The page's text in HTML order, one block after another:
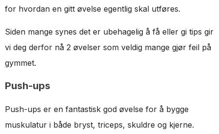
for hvordan en gitt øvelse egentlig skal utføres.
Siden mange synes det er ubehagelig å få eller gi tips gir
vi deg derfor nå 2 øvelser som veldig mange gjør feil på
gymmet.
Push-ups
Push-ups er en fantastisk god øvelse for å bygge
muskulatur i både bryst, triceps, skuldre og kjerne.